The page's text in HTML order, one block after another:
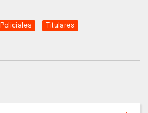
Policiales Titulares